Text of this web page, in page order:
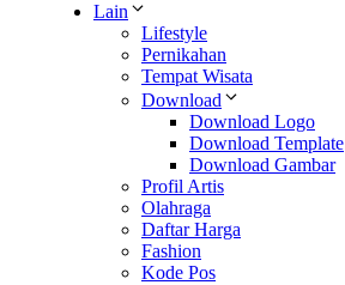
Lain
Lifestyle
Pernikahan
Tempat Wisata
Download
Download Logo
Download Template
Download Gambar
Profil Artis
Olahraga
Daftar Harga
Fashion
Kode Pos